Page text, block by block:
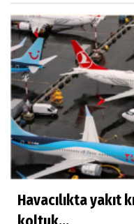
Havacılıkta yakıt